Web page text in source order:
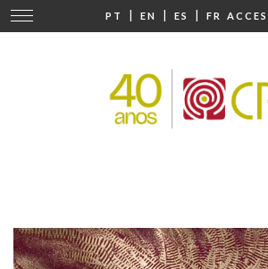
PT | EN | ES | FR
Cambiar
navegación